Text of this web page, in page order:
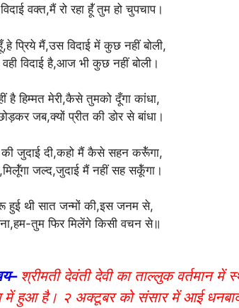
वक्त,मैं रो रहा हूॅ॑ तुम हो चुपचाप।
प्रिये मैं,उस विदाई में कुछ नहीं बोली,
वही विदाई है,आज भी कुछ नहीं बोली।
है हिम्मत मेरी,कैसे तुमको दूँगा कांधा,
जब,क्यों प्रीत की डोर से बांधा।
जुदाई दी,कहो मैं कैसे सहन करूॅ॑गा,
जल्द,जुदाई मैं नहीं सह सकूॅ॑गा।
हुई थी सात जन्मों की,इस जनम से,
तुम फिर मिलेंगे किसी वचन से॥
श्रीमती देवंती देवी का ताल्लुक वर्तमान
में हुआ है। २ अक्टूबर को संसार में आई धनबाद